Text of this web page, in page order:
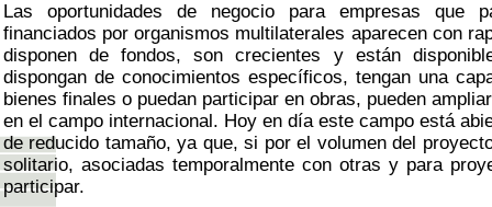
Las oportunidades de negocio para empresas que
financiados por organismos multilaterales aparecen con
disponen de fondos, son crecientes y están
dispongan de conocimientos específicos, tengan una
bienes finales o puedan participar en obras, pueden
en el campo internacional. Hoy en día este campo está
de reducido tamaño, ya que, si por el volumen del
solitario, asociadas temporalmente con otras y para
participar.